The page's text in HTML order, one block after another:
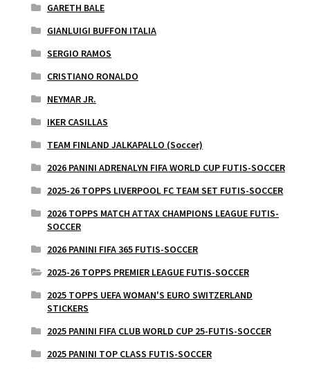
GARETH BALE
GIANLUIGI BUFFON ITALIA
SERGIO RAMOS
CRISTIANO RONALDO
NEYMAR JR.
IKER CASILLAS
TEAM FINLAND JALKAPALLO (Soccer)
2026 PANINI ADRENALYN FIFA WORLD CUP FUTIS-SOCCER
2025-26 TOPPS LIVERPOOL FC TEAM SET FUTIS-SOCCER
2026 TOPPS MATCH ATTAX CHAMPIONS LEAGUE FUTIS-
SOCCER
2026 PANINI FIFA 365 FUTIS-SOCCER
2025-26 TOPPS PREMIER LEAGUE FUTIS-SOCCER
2025 TOPPS UEFA WOMAN'S EURO SWITZERLAND
STICKERS
2025 PANINI FIFA CLUB WORLD CUP 25-FUTIS-SOCCER
2025 PANINI TOP CLASS FUTIS-SOCCER